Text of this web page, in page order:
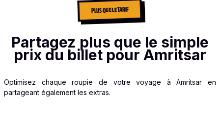
PLUS QUE LE TARIF
Partagez plus que le simple
prix du billet pour Amritsar
Optimisez chaque roupie de votre voyage à Amritsar en
partageant également les extras.